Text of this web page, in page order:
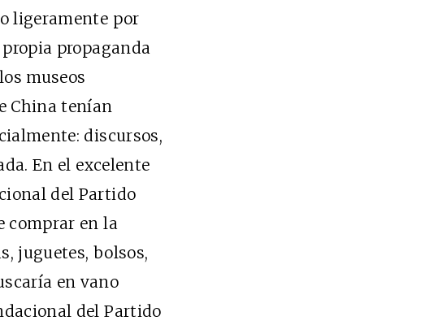
ligeramente por
propaganda
museos
China tenían
discursos,
En el excelente
del Partido
comprar en la
juguetes, bolsos,
en vano
del Partido